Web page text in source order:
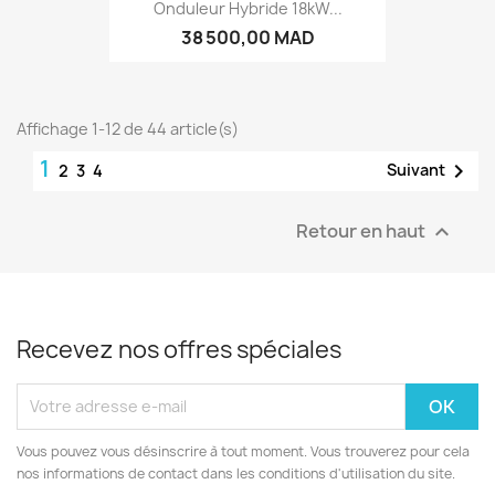
Onduleur Hybride 18kW...
38 500,00 MAD
Affichage 1-12 de 44 article(s)
1 2 3 4 Suivant 
Retour en haut 
Recevez nos offres spéciales
Vous pouvez vous désinscrire à tout moment. Vous trouverez pour cela
nos informations de contact dans les conditions d'utilisation du site.